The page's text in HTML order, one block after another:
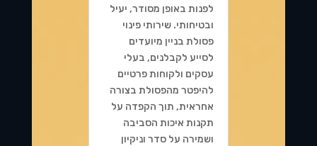
לפנות באופן מסודר, יעיל
ובטיחותי. שירותי פינוי
פסולת בניין מיועדים
לסייע לקבלנים, בעלי
עסקים ולקוחות פרטיים
להיפטר מהפסולת בצורה
אחראית, תוך הקפדה על
תקנות איכות הסביבה
ושמירה על סדר וניקיון